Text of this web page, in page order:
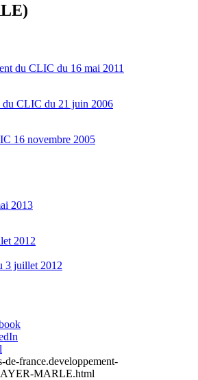
du CLIC du 16 mai 2011
CLIC du 21 juin 2006
16 novembre 2005
2013
2012
3 juillet 2012
de-france.developpement-
MARLE.html